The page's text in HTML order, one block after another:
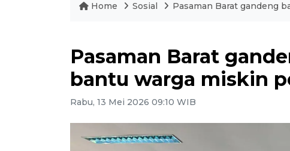
Home Sosial Pasaman Barat gandeng
Pasaman Barat
bantu warga miskin
Rabu, 13 Mei 2026 09:10 WIB